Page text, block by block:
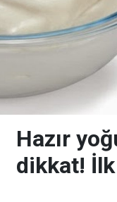
Hazır
dikkat!